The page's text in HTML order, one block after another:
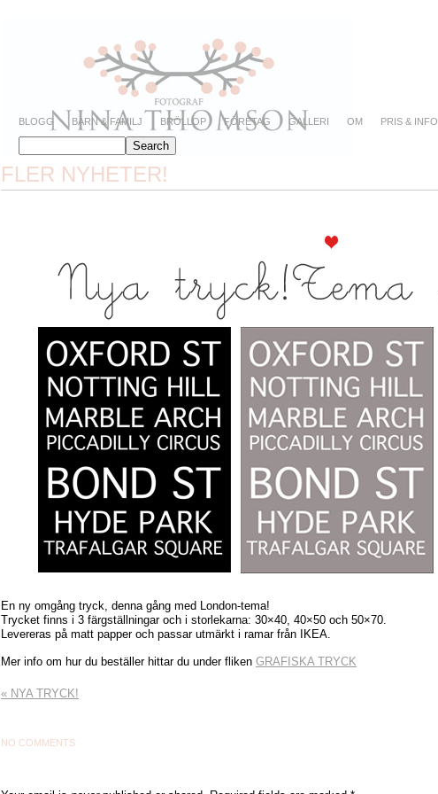
BLOGG BARN & FAMILJ BRÖLLOP FÖRETAG GALLERI OM PRIS & INFO
FLER NYHETER!
En ny omgång tryck, denna gång med London-tema!
Trycket finns i 3 färgställningar och i storlekarna: 30×40, 40×50 och 50×70.
Levereras på matt papper och passar utmärkt i ramar från IKEA.
Mer info om hur du beställer hittar du under fliken GRAFISKA TRYCK
« NYA TRYCK!
NO COMMENTS